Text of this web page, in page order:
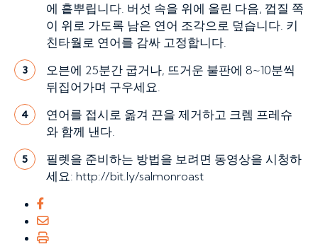
에 흩뿌립니다. 버섯 속을 위에 올린 다음, 껍질 쪽
이 위로 가도록 남은 연어 조각으로 덮습니다. 키
친타월로 연어를 감싸 고정합니다.
3
오븐에 25분간 굽거나, 뜨거운 불판에 8~10분씩
뒤집어가며 구우세요.
4
연어를 접시로 옮겨 끈을 제거하고 크렘 프레슈
와 함께 낸다.
5
필렛을 준비하는 방법을 보려면 동영상을 시청하
세요: http://bit.ly/salmonroast